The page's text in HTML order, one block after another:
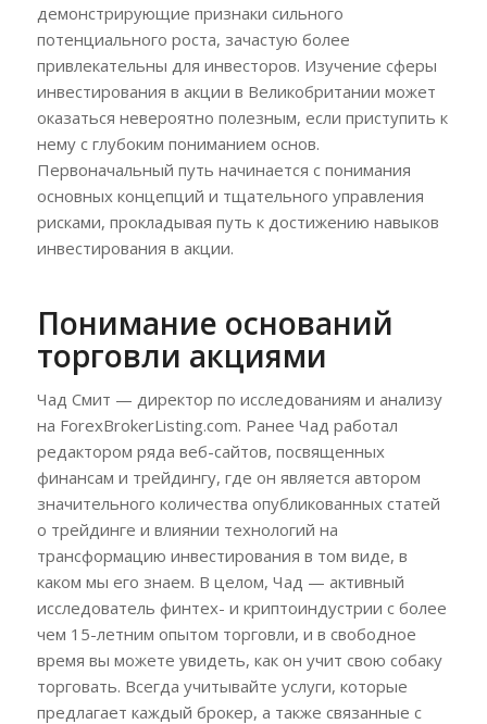
демонстрирующие признаки сильного
потенциального роста, зачастую более
привлекательны для инвесторов. Изучение сферы
инвестирования в акции в Великобритании может
оказаться невероятно полезным, если приступить к
нему с глубоким пониманием основ.
Первоначальный путь начинается с понимания
основных концепций и тщательного управления
рисками, прокладывая путь к достижению навыков
инвестирования в акции.
Понимание оснований
торговли акциями
Чад Смит — директор по исследованиям и анализу
на ForexBrokerListing.com. Ранее Чад работал
редактором ряда веб-сайтов, посвященных
финансам и трейдингу, где он является автором
значительного количества опубликованных статей
о трейдинге и влиянии технологий на
трансформацию инвестирования в том виде, в
каком мы его знаем. В целом, Чад — активный
исследователь финтех- и криптоиндустрии с более
чем 15-летним опытом торговли, и в свободное
время вы можете увидеть, как он учит свою собаку
торговать. Всегда учитывайте услуги, которые
предлагает каждый брокер, а также связанные с